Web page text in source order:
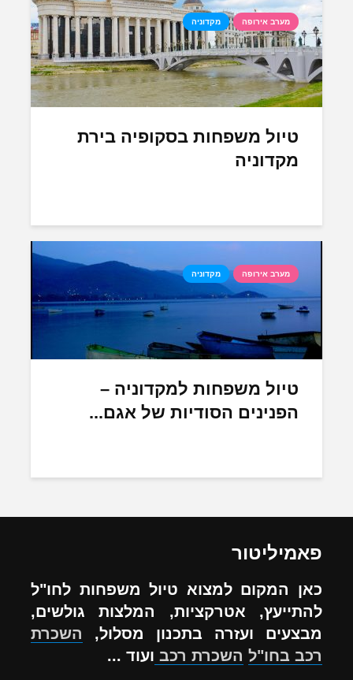
מערב אירופה מקדוניה
טיול משפחות בסקופיה בירת
מקדוניה
מערב אירופה מקדוניה
טיול משפחות למקדוניה –
הפנינים הסודיות של אגם...
פאמיליטור
כאן המקום למצוא טיול משפחות לחו"ל
להתייעץ, אטרקציות, המלצות גולשים,
מבצעים ועזרה בתכנון מסלול, השכרת
רכב בחו"ל השכרת רכב ועוד ...